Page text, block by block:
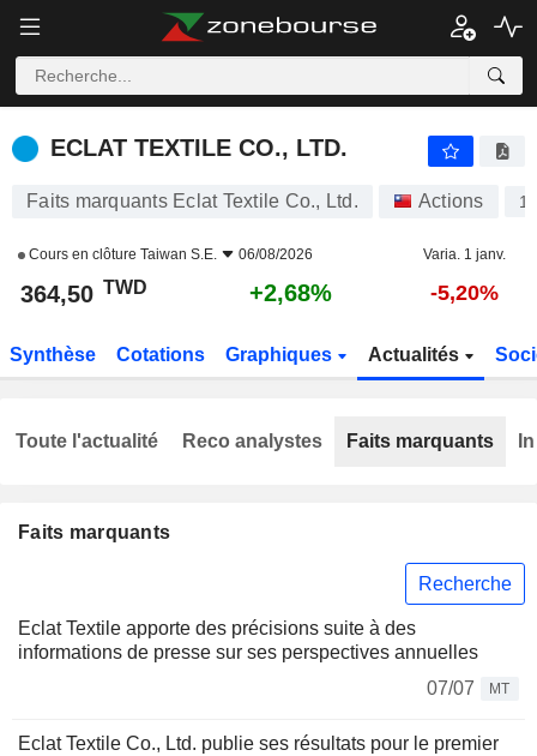
ECLAT TEXTILE CO., LTD.
ECLAT TEXTILE CO., LTD.
Faits marquants Eclat Textile Co., Ltd. Actions
Cours en clôture Taiwan S.E. 06/08/2026 Varia. 1 janv.
364,50 TWD +2,68% -5,20%
Synthèse Cotations Graphiques Actualités
Faits marquants
Recherche
Eclat Textile apporte des précisions suite à des
informations de presse sur ses perspectives annuelles
07/07
MT
Eclat Textile Co., Ltd. publie ses résultats pour le premier
Toute l'actualité Reco analystes Faits marquants